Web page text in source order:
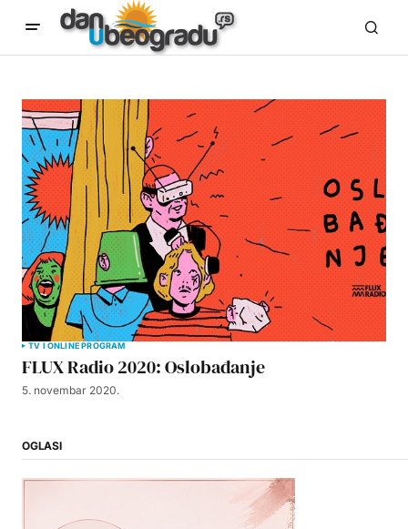
TV I ONLINE PROGRAM
FLUX Radio 2020: Oslobađanje
5. novembar 2020.
OGLASI